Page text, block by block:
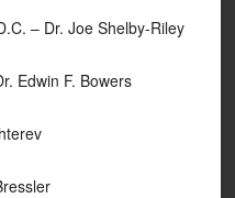
– Dr. Joe Shelby-Riley
F. Bowers